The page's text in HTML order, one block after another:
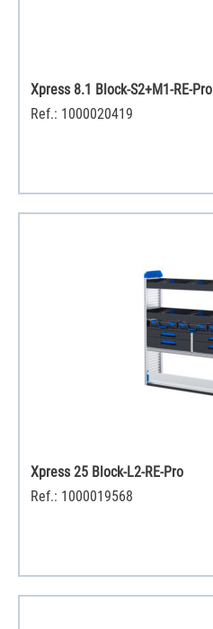
Xpress 8.1 Block-S2+M1-RE-Pro
Ref.: 1000020419
Xpress 25 Block-L2-RE-Pro
Ref.: 1000019568